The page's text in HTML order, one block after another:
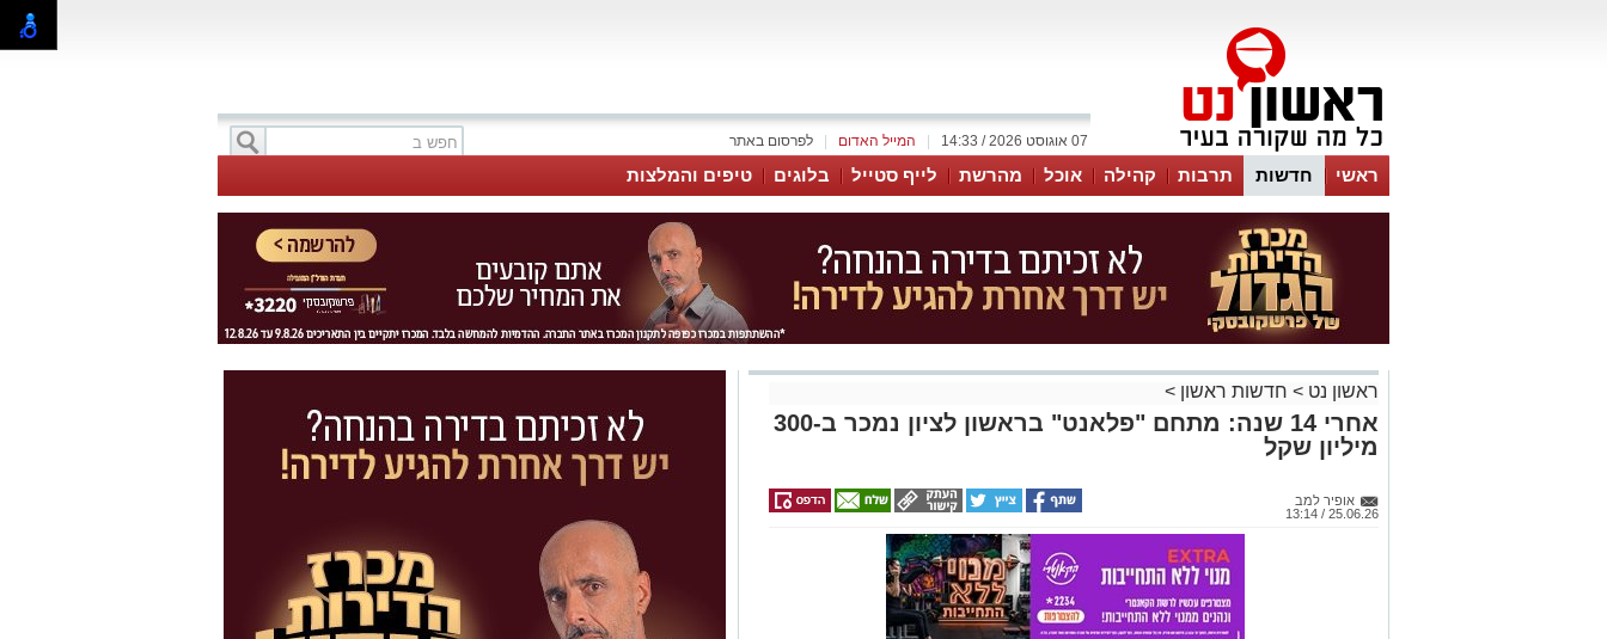
לפרסום באתר המייל האדום 07 אוגוסט 2026 / 14:33
ראשי חדשות תרבות קהילה אוכל מהרשת לייף סטייל בלוגים טיפים והמלצות
ראשון נט > חדשות ראשון >
אחרי 14 שנה: מתחם "פלאנט" בראשון לציון נמכר ב-300
מיליון שקל
אופיר למב
25.06.26 / 13:14